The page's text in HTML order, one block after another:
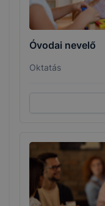
Óvodai nevelő
Oktatás